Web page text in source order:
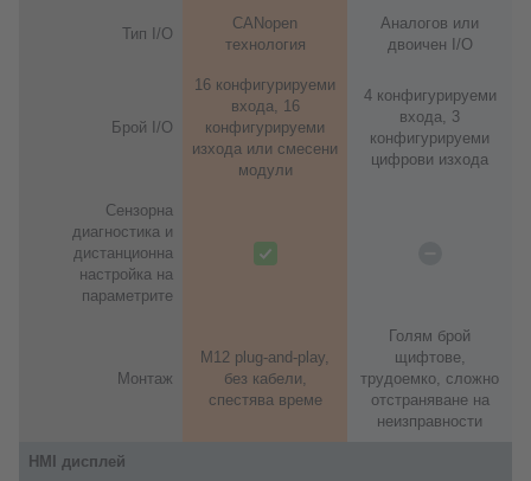
Тип I/O
CANopen
технология
Аналогов или
двоичен I/O
Брой I/O
16 конфигурируеми
входа, 16
конфигурируеми
изхода или смесени
модули
4 конфигурируеми
входа, 3
конфигурируеми
цифрови изхода
Сензорна
диагностика и
дистанционна
настройка на
параметрите
Монтаж
M12 plug-and-play,
без кабели,
спестява време
Голям брой
щифтове,
трудоемко, сложно
отстраняване на
неизправности
HMI дисплей